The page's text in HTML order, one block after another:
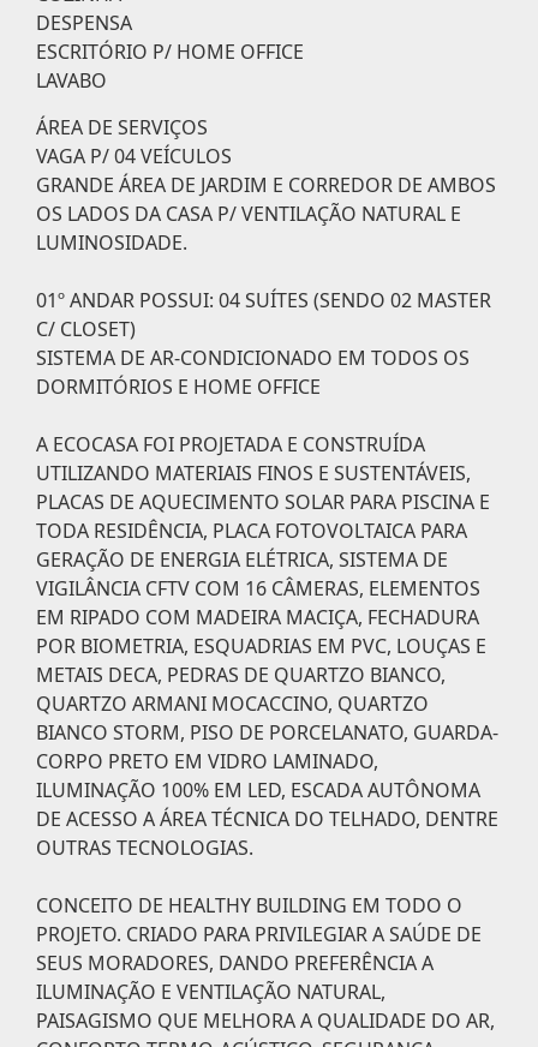
DESPENSA
ESCRITÓRIO P/ HOME OFFICE
LAVABO
ÁREA DE SERVIÇOS
VAGA P/ 04 VEÍCULOS
GRANDE ÁREA DE JARDIM E CORREDOR DE AMBOS
OS LADOS DA CASA P/ VENTILAÇÃO NATURAL E
LUMINOSIDADE.
01º ANDAR POSSUI: 04 SUÍTES (SENDO 02 MASTER
C/ CLOSET)
SISTEMA DE AR-CONDICIONADO EM TODOS OS
DORMITÓRIOS E HOME OFFICE
A ECOCASA FOI PROJETADA E CONSTRUÍDA
UTILIZANDO MATERIAIS FINOS E SUSTENTÁVEIS,
PLACAS DE AQUECIMENTO SOLAR PARA PISCINA E
TODA RESIDÊNCIA, PLACA FOTOVOLTAICA PARA
GERAÇÃO DE ENERGIA ELÉTRICA, SISTEMA DE
VIGILÂNCIA CFTV COM 16 CÂMERAS, ELEMENTOS
EM RIPADO COM MADEIRA MACIÇA, FECHADURA
POR BIOMETRIA, ESQUADRIAS EM PVC, LOUÇAS E
METAIS DECA, PEDRAS DE QUARTZO BIANCO,
QUARTZO ARMANI MOCACCINO, QUARTZO
BIANCO STORM, PISO DE PORCELANATO, GUARDA-
CORPO PRETO EM VIDRO LAMINADO,
ILUMINAÇÃO 100% EM LED, ESCADA AUTÔNOMA
DE ACESSO A ÁREA TÉCNICA DO TELHADO, DENTRE
OUTRAS TECNOLOGIAS.
CONCEITO DE HEALTHY BUILDING EM TODO O
PROJETO. CRIADO PARA PRIVILEGIAR A SAÚDE DE
SEUS MORADORES, DANDO PREFERÊNCIA A
ILUMINAÇÃO E VENTILAÇÃO NATURAL,
PAISAGISMO QUE MELHORA A QUALIDADE DO AR,